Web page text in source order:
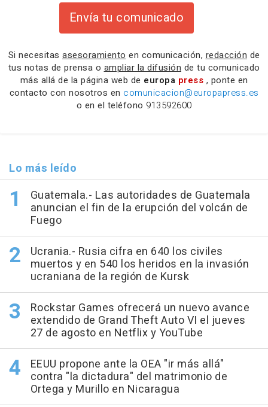
Envía tu comunicado
Si necesitas asesoramiento en comunicación, redacción de
tus notas de prensa o ampliar la difusión de tu comunicado
más allá de la página web de europa press , ponte en
contacto con nosotros en comunicacion@europapress.es
o en el teléfono 913592600
Lo más leído
Guatemala.- Las autoridades de Guatemala
anuncian el fin de la erupción del volcán de
Fuego
Ucrania.- Rusia cifra en 640 los civiles
muertos y en 540 los heridos en la invasión
ucraniana de la región de Kursk
Rockstar Games ofrecerá un nuevo avance
extendido de Grand Theft Auto VI el jueves
27 de agosto en Netflix y YouTube
EEUU propone ante la OEA "ir más allá"
contra "la dictadura" del matrimonio de
Ortega y Murillo en Nicaragua